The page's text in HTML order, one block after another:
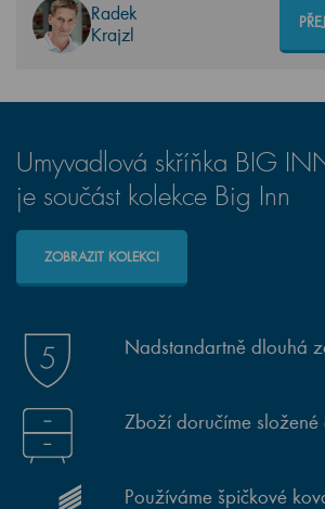
Radek
Krajzl
Umyvadlová skříňka BIG
je součást kolekce Big Inn
ZOBRAZIT KOLEKCI
Nadstandartně dlouhá
Zboží doručíme složené
Používáme špičkové